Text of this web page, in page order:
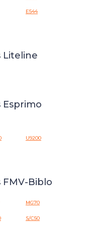
E544
Liteline
Esprimo
U9200
FMV-Biblo
MG70
S/C50